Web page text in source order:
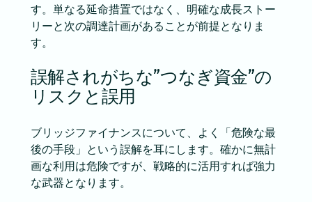
す。単なる延命措置ではなく、明確な成長ストー
リーと次の調達計画があることが前提となりま
す。
誤解されがちな”つなぎ資金”の
リスクと誤用
ブリッジファイナンスについて、よく「危険な最
後の手段」という誤解を耳にします。確かに無計
画な利用は危険ですが、戦略的に活用すれば強力
な武器となります。